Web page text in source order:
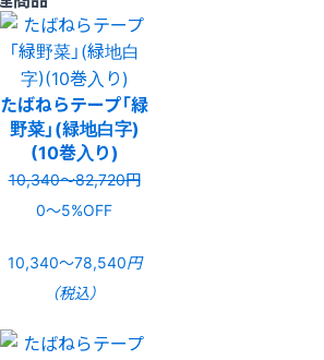
たばねらテープ「緑
野菜」(緑地白字)
(10巻入り)
10,340〜82,720円
0〜5%OFF
10,340〜78,540円
（税込）